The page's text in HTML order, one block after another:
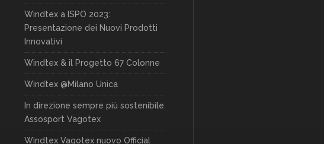
Windtex a ISPO 2023:
Presentazione dei Nuovi Prodotti
Innovativi
Windtex & il Progetto 67 Colonne
Windtex @Milano Unica
In direzione sempre più sostenibile.
Assosport Vagotex
Windtex Vagotex nuovo Official